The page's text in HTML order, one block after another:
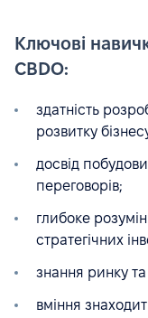
Ключові
CBDO:
здатність
розвитку
досвід
переговорів;
глибоке
стратегічних
знання ринку та
вміння